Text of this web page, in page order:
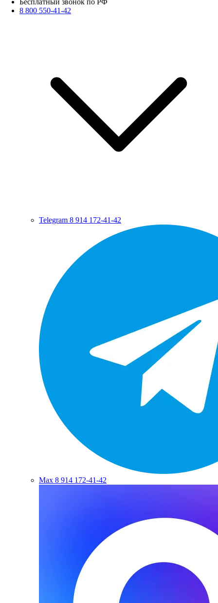
Бесплатный звонок по РФ
8 800 550-41-42
Telegram 8 914 172-41-42
Max 8 914 172-41-42